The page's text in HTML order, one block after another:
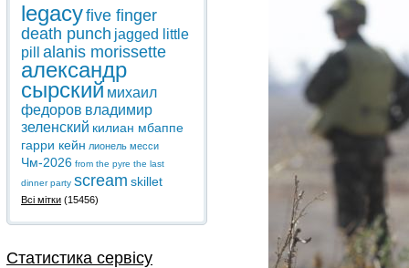
legacyfive finger
death punch jagged little
pill
alanis morissette
александр
сырский михаил
федоров владимир
зеленский килиан мбаппе
гарри кейн лионель месси
Чм-2026 from the pyre the last
dinner party scream skillet
Всі мітки (15456)
Статистика сервісу